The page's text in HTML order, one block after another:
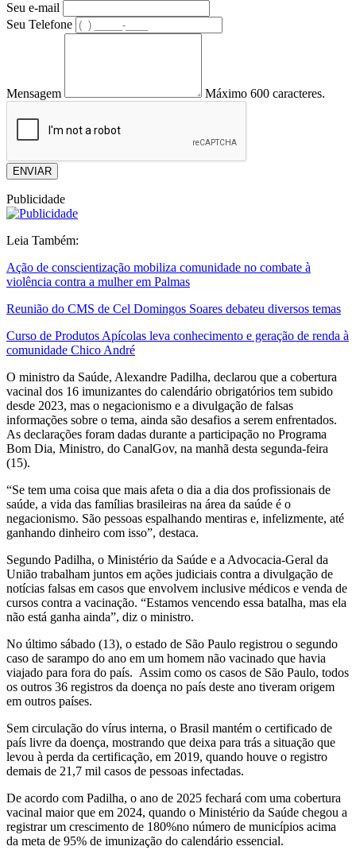
Seu e-mail
Seu Telefone
Mensagem Máximo 600 caracteres.
ENVIAR
Publicidade
Leia Também:
Ação de conscientização mobiliza comunidade no combate à
violência contra a mulher em Palmas
Reunião do CMS de Cel Domingos Soares debateu diversos temas
Curso de Produtos Apícolas leva conhecimento e geração de renda à
comunidade Chico André
O ministro da Saúde, Alexandre Padilha, declarou que a cobertura
vacinal dos 16 imunizantes do calendário obrigatórios tem subido
desde 2023, mas o negacionismo e a divulgação de falsas
informações sobre o tema, ainda são desafios a serem enfrentados.
As declarações foram dadas durante a participação no Programa
Bom Dia, Ministro, do CanalGov, na manhã desta segunda-feira
(15).
“Se tem uma coisa que mais afeta o dia a dia dos profissionais de
saúde, a vida das famílias brasileiras na área da saúde é o
negacionismo. São pessoas espalhando mentiras e, infelizmente, até
ganhando dinheiro com isso”, destaca.
Segundo Padilha, o Ministério da Saúde e a Advocacia-Geral da
União trabalham juntos em ações judiciais contra a divulgação de
notícias falsas em casos que envolvem inclusive médicos e venda de
cursos contra a vacinação. “Estamos vencendo essa batalha, mas ela
não está ganha ainda”, diz o ministro.
No último sábado (13), o estado de São Paulo registrou o segundo
caso de sarampo do ano em um homem não vacinado que havia
viajado para fora do país. Assim como os casos de São Paulo, todos
os outros 36 registros da doença no país deste ano tiveram origem
em outros países.
Sem circulação do vírus interna, o Brasil mantém o certificado de
país livre da doença, mostrando que deixa para trás a situação que
levou à perda da certificação, em 2019, quando houve o registro
demais de 21,7 mil casos de pessoas infectadas.
De acordo com Padilha, o ano de 2025 fechará com uma cobertura
vacinal maior que em 2024, quando o Ministério da Saúde chegou a
registrar um crescimento de 180%no número de municípios acima
da meta de 95% de imunização do calendário essencial.